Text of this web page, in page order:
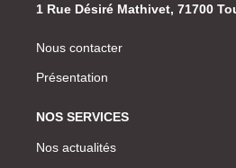
1 Rue Désiré Mathivet, 71700
Nous contacter
Présentation
NOS SERVICES
Nos actualités